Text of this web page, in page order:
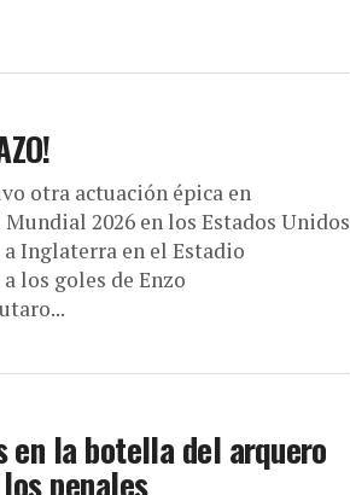
otra actuación épica en
2026 en los Estados Unidos
a Inglaterra en el Estadio
los goles de Enzo
en la botella del arquero
penales